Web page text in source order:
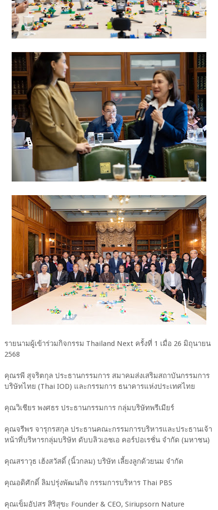
รายนามผู้เข้าร่วมกิจกรรม Thailand Next ครั้งที่ 1 เมื่อ 26 มิถุนายน
2568
คุณรพี สุจริตกุล ​ประธานกรรมการ สมาคมส่งเสริมสถาบันกรรมการ
บริษัทไทย (Thai IOD) และกรรมการ ธนาคารแห่งประเทศไทย
คุณวิเชียร พงศธร ​ประธานกรรมการ กลุ่มบริษัทพรีเมียร์
คุณจรีพร จารุกรสกุล ​ประธานคณะกรรมการบริหารและประธานเจ้า
หน้าที่บริหารกลุ่มบริษัท ดับบลิวเอชเอ คอร์ปอเรชั่น จำกัด (มหาชน)
คุณสราวุธ เฮ้งสวัสดิ์ (นิ้วกลม) บริษัท เลี้ยงลูกด้วยนม จำกัด
คุณอดิศักดิ์ ลิมปรุ่งพัฒนกิจ ​กรรมการบริหาร Thai PBS
คุณเข็มอัปสร สิริสุขะ Founder & CEO, Siriupsorn Nature